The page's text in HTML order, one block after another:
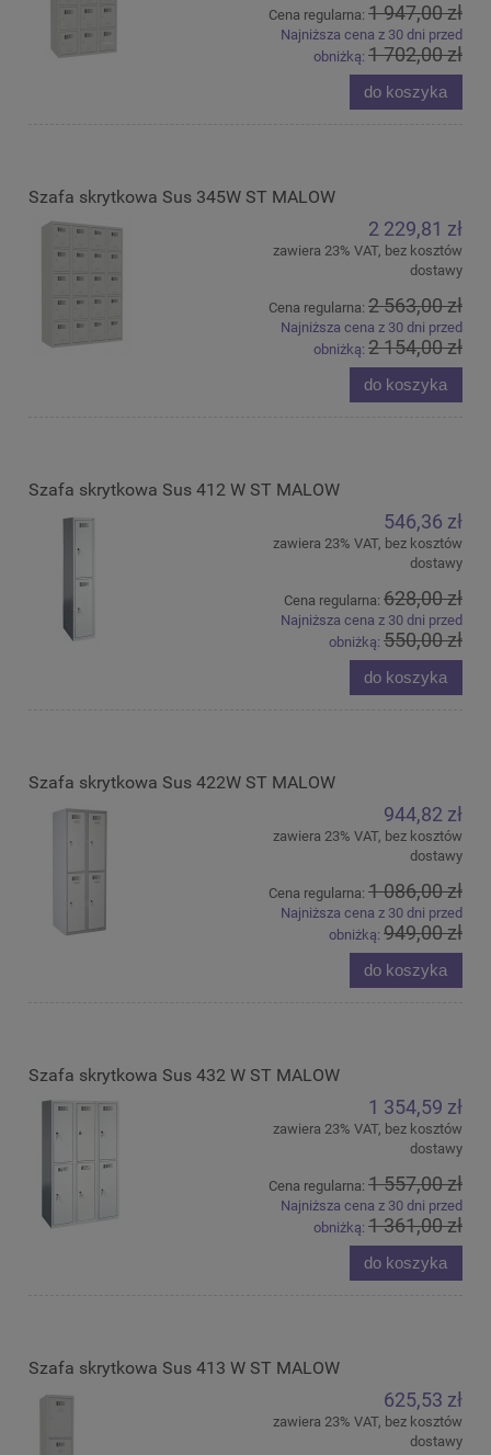
Cena regularna: 1 947,00 zł
Najniższa cena z 30 dni przed
obniżką: 1 702,00 zł
do koszyka
Szafa skrytkowa Sus 345W ST MALOW
2 229,81 zł
zawiera 23% VAT, bez kosztów
dostawy
Cena regularna: 2 563,00 zł
Najniższa cena z 30 dni przed
obniżką: 2 154,00 zł
do koszyka
Szafa skrytkowa Sus 412 W ST MALOW
546,36 zł
zawiera 23% VAT, bez kosztów
dostawy
Cena regularna: 628,00 zł
Najniższa cena z 30 dni przed
obniżką: 550,00 zł
do koszyka
Szafa skrytkowa Sus 422W ST MALOW
944,82 zł
zawiera 23% VAT, bez kosztów
dostawy
Cena regularna: 1 086,00 zł
Najniższa cena z 30 dni przed
obniżką: 949,00 zł
do koszyka
Szafa skrytkowa Sus 432 W ST MALOW
1 354,59 zł
zawiera 23% VAT, bez kosztów
dostawy
Cena regularna: 1 557,00 zł
Najniższa cena z 30 dni przed
obniżką: 1 361,00 zł
do koszyka
Szafa skrytkowa Sus 413 W ST MALOW
625,53 zł
zawiera 23% VAT, bez kosztów
dostawy